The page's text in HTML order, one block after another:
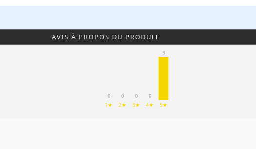
AVIS À PROPOS DU PRODUIT
0
1★
0
2★
0
3★
0
4★
3
5★